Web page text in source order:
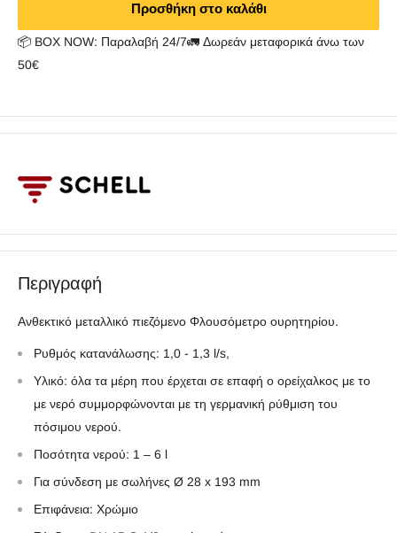
Προσθήκη στο καλάθι
📦 BOX NOW: Παραλαβή 24/7🚛 Δωρεάν μεταφορικά άνω των
50€
Περιγραφή
Ανθεκτικό μεταλλικό πιεζόμενο Φλουσόμετρο ουρητηρίου.
Ρυθμός κατανάλωσης: 1,0 - 1,3 l/s,
Υλικό: όλα τα μέρη που έρχεται σε επαφή ο ορείχαλκος με το
με νερό συμμορφώνονται με τη γερμανική ρύθμιση του
πόσιμου νερού.
Ποσότητα νερού: 1 – 6 l
Για σύνδεση με σωλήνες Ø 28 x 193 mm
Επιφάνεια: Χρώμιο